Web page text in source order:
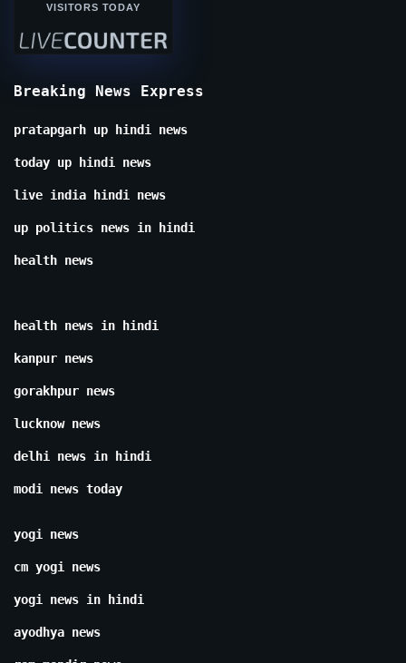
VISITORS TODAY
Breaking News Express
pratapgarh up hindi news
today up hindi news
live india hindi news
up politics news in hindi
health news
health news in hindi
kanpur news
gorakhpur news
lucknow news
delhi news in hindi
modi news today
yogi news
cm yogi news
yogi news in hindi
ayodhya news